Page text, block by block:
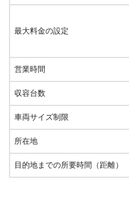
最大料金の設定
営業時間
収容台数
車両サイズ制限
所在地
目的地までの所要時間（距離）